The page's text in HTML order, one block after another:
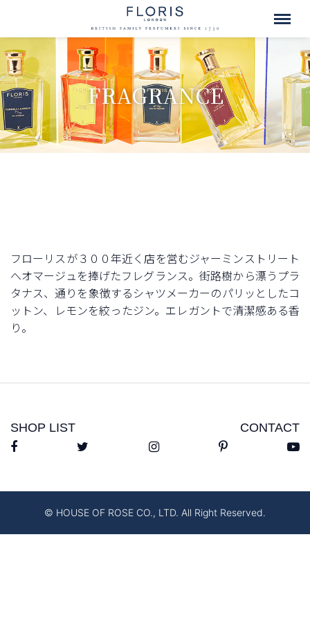
FRAGRANCE
フローリスが３００年近く店を営むジャーミンストリート
へオマージュを捧げたフレグランス。街路樹から漂うプラ
タナス、通りを象徴するシャツメーカーのパリッとしたコ
ットン、レモンを絞ったジン。エレガントで清潔感ある香
り。
SHOP LIST CONTACT
© HOUSE OF ROSE CO., LTD. All Right Reserved.